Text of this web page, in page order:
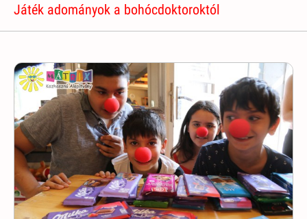
Játék adományok a bohócdoktoroktól